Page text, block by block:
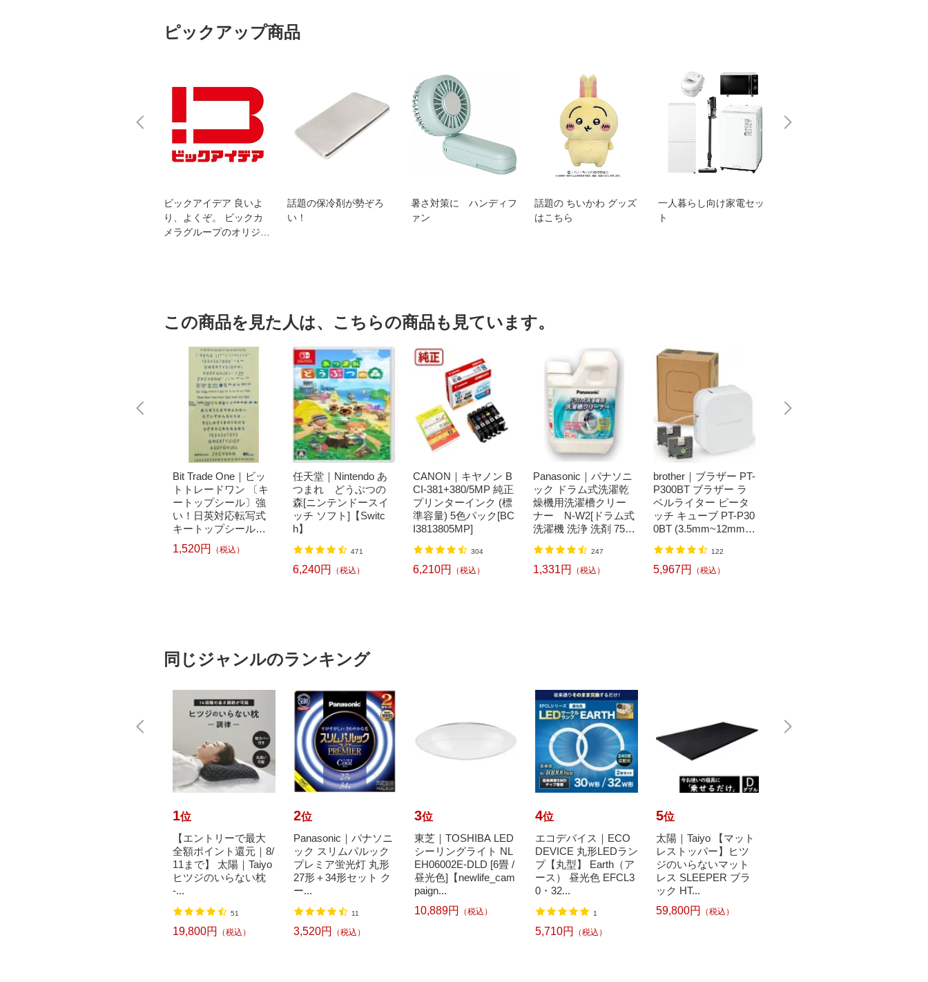
ピックアップ商品
ビックアイデア 良いよ
り、よくぞ。 ビックカ
メラグループのオリジナ
話題の保冷剤が勢ぞろ
い！
暑さ対策に ハンディフ
ァン
話題の ちいかわ グッズ
はこちら
一人暮らし向け家電セッ
ト
この商品を見た人は、こちらの商品も見ています。
Bit Trade One｜ビッ
トトレードワン 〔キ
ートップシール〕強
い！日英対応転写式
キートップシールセ
ット ブルー DYKTSB
L
1,520円 （税込）
任天堂｜Nintendo あ
つまれ どうぶつの
森[ニンテンドースイ
ッチ ソフト]【Switc
h】
471
6,240円 （税込）
CANON｜キヤノン B
CI-381+380/5MP 純正
プリンターインク (標
準容量) 5色パック[BC
I3813805MP]
304
6,210円 （税込）
Panasonic｜パナソニ
ック ドラム式洗濯乾
燥機用洗濯槽クリー
ナー N-W2[ドラム式
洗濯機 洗浄 洗剤 750
247
1,331円 （税込）
brother｜ブラザー PT-
P300BT ブラザー ラ
ベルライター ピータ
ッチ キューブ PT-P30
0BT (3.5mm~12mm
CH CUBE（ピータッ
チキューブ）[PTP300
122
5,967円 （税込）
同じジャンルのランキング
1位
【エントリーで最大
全額ポイント還元｜8/
11まで】 太陽｜Taiyo
ヒツジのいらない枕
-...
51
19,800円 （税込）
2位
Panasonic｜パナソニ
ック スリムパルック
プレミア蛍光灯 丸形
27形＋34形セット ク
ー...
11
3,520円 （税込）
3位
東芝｜TOSHIBA LED
シーリングライト NL
EH06002E-DLD [6畳 /
昼光色]【newlife_cam
paign...
10,889円
（税込）
4位
エコデバイス｜ECO
DEVICE 丸形LEDラン
プ【丸型】 Earth（ア
ース） 昼光色 EFCL3
0・32...
1
5,710円 （税込）
5位
太陽｜Taiyo 【マット
レストッパー】ヒツ
ジのいらないマット
レス SLEEPER ブラ
ック HT...
59,800円
（税込）